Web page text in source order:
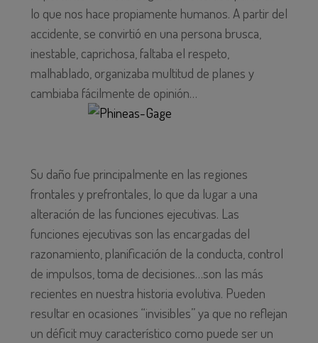
lo que nos hace propiamente humanos. A partir del
accidente, se convirtió en una persona brusca,
inestable, caprichosa, faltaba el respeto,
malhablado, organizaba multitud de planes y
cambiaba fácilmente de opinión…
Su daño fue principalmente en las regiones
frontales y prefrontales, lo que da lugar a una
alteración de las funciones ejecutivas. Las
funciones ejecutivas son las encargadas del
razonamiento, planificación de la conducta, control
de impulsos, toma de decisiones…son las más
recientes en nuestra historia evolutiva. Pueden
resultar en ocasiones “invisibles” ya que no reflejan
un déficit muy característico como puede ser un